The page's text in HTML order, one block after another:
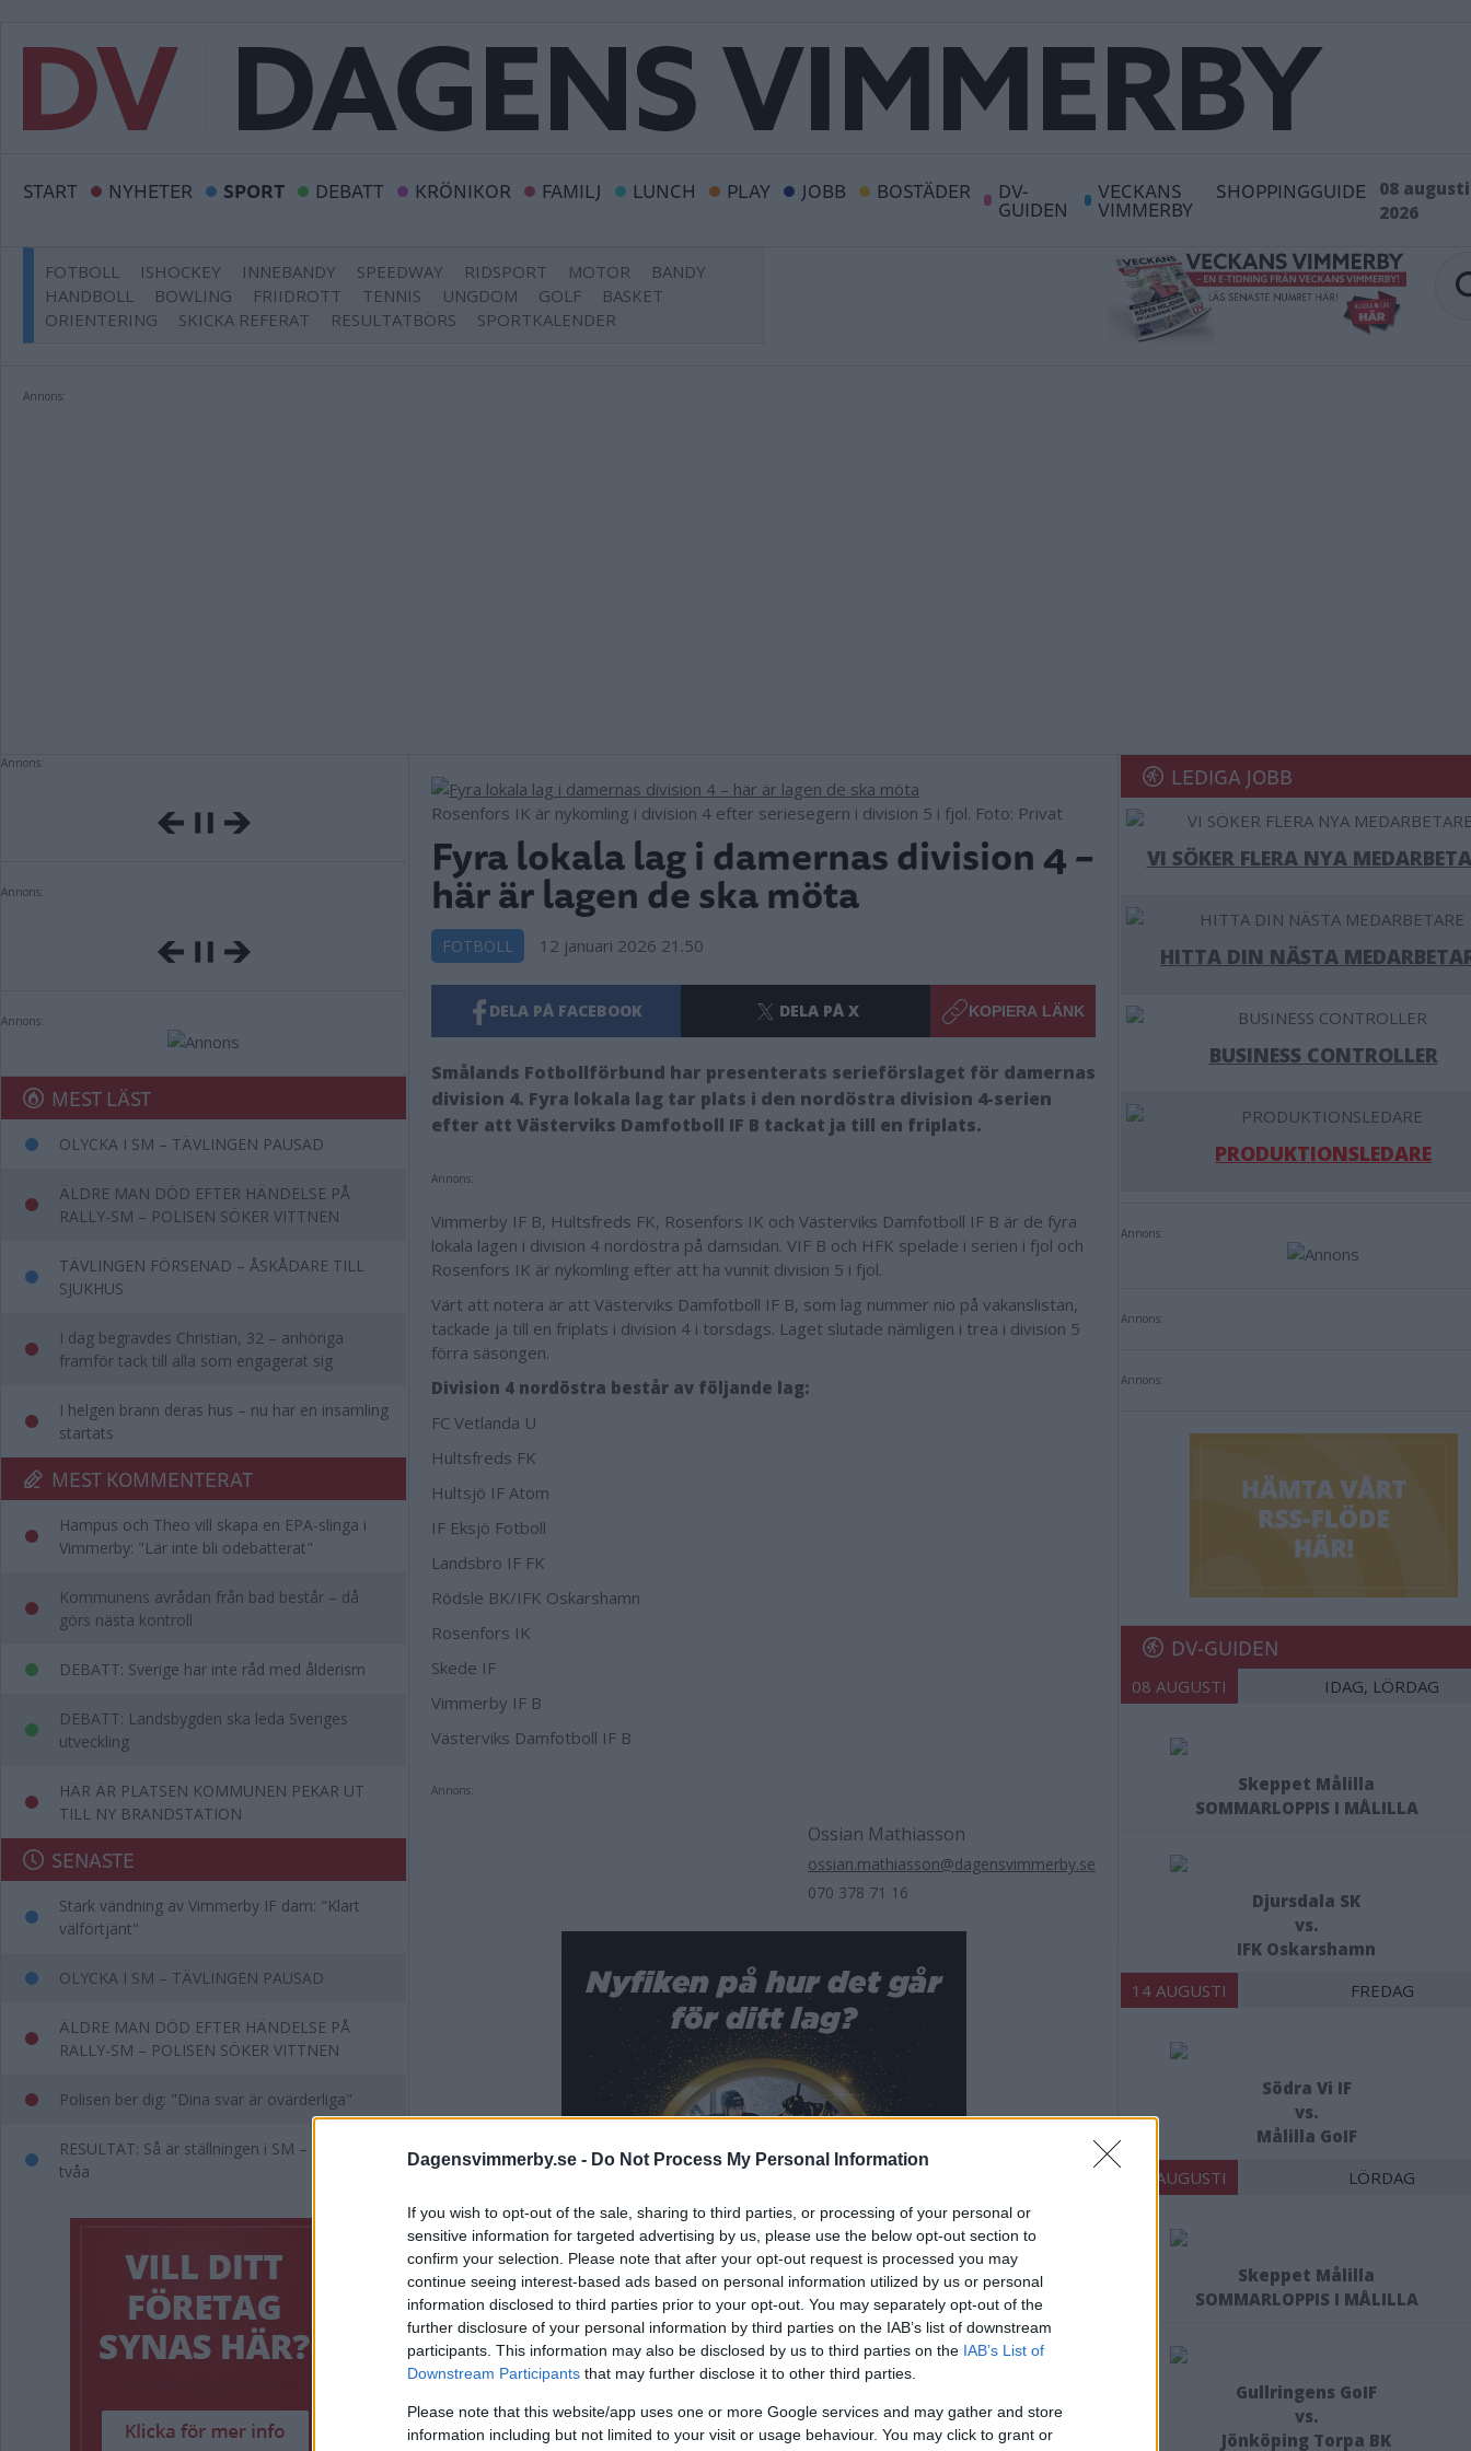
Dagensvimmerby.se - Do Not Process My Personal Information
If you wish to opt-out of the sale, sharing to third parties, or processing of your personal or
sensitive information for targeted advertising by us, please use the below opt-out section to
confirm your selection. Please note that after your opt-out request is processed you may
continue seeing interest-based ads based on personal information utilized by us or personal
information disclosed to third parties prior to your opt-out. You may separately opt-out of the
further disclosure of your personal information by third parties on the IAB’s list of downstream
participants. This information may also be disclosed by us to third parties on the IAB’s List of
Downstream Participants that may further disclose it to other third parties.
Please note that this website/app uses one or more Google services and may gather and store
information including but not limited to your visit or usage behaviour. You may click to grant or
START NYHETER SPORT DEBATT KRÖNIKOR FAMILJ LUNCH PLAY JOBB BOSTÄDER DV-
GUIDEN
VECKANS
VIMMERBY
SHOPPINGGUIDE
08 augusti
2026
FOTBOLL ISHOCKEY INNEBANDY SPEEDWAY RIDSPORT MOTOR
BANDY
HANDBOLL
BOWLING FRIIDROTT TENNIS UNGDOM GOLF
BASKET
ORIENTERING
SKICKA REFERAT RESULTATBÖRS SPORTKALENDER
Annons:
Annons:
Annons:
Annons:
MEST LÄST
OLYCKA I SM – TÄVLINGEN PAUSAD
ÄLDRE MAN DÖD EFTER HÄNDELSE PÅ
RALLY-SM – POLISEN SÖKER VITTNEN
TÄVLINGEN FÖRSENAD – ÅSKÅDARE TILL
SJUKHUS
I dag begravdes Christian, 32 – anhöriga
framför tack till alla som engagerat sig
I helgen brann deras hus – nu har en insamling
startats
MEST KOMMENTERAT
Hampus och Theo vill skapa en EPA-slinga i
Vimmerby: "Lär inte bli odebatterat"
Kommunens avrådan från bad består – då
görs nästa kontroll
DEBATT: Sverige har inte råd med ålderism
DEBATT: Landsbygden ska leda Sveriges
utveckling
HÄR ÄR PLATSEN KOMMUNEN PEKAR UT
TILL NY BRANDSTATION
SENASTE
Stark vändning av Vimmerby IF dam: "Klart
välförtjänt"
OLYCKA I SM – TÄVLINGEN PAUSAD
ÄLDRE MAN DÖD EFTER HÄNDELSE PÅ
RALLY-SM – POLISEN SÖKER VITTNEN
Polisen ber dig: "Dina svar är ovärderliga"
RESULTAT: Så är ställningen i SM – Fransson
tvåa
Rosenfors IK är nykomling i division 4 efter seriesegern i division 5 i fjol. Foto: Privat
Fyra lokala lag i damernas division 4 –
här är lagen de ska möta
FOTBOLL 12 januari 2026 21.50
DELA PÅ FACEBOOK DELA PÅ X KOPIERA LÄNK
Smålands Fotbollförbund har presenterats serieförslaget för damernas
division 4. Fyra lokala lag tar plats i den nordöstra division 4-serien
efter att Västerviks Damfotboll IF B tackat ja till en friplats.
Annons:
Vimmerby IF B, Hultsfreds FK, Rosenfors IK och Västerviks Damfotboll IF B är de fyra
lokala lagen i division 4 nordöstra på damsidan. VIF B och HFK spelade i serien i fjol och
Rosenfors IK är nykomling efter att ha vunnit division 5 i fjol.
Värt att notera är att Västerviks Damfotboll IF B, som lag nummer nio på vakanslistan,
tackade ja till en friplats i division 4 i torsdags. Laget slutade nämligen i trea i division 5
förra säsongen.
Division 4 nordöstra består av följande lag:
FC Vetlanda U
Hultsfreds FK
Hultsjö IF Atom
IF Eksjö Fotboll
Landsbro IF FK
Rödsle BK/IFK Oskarshamn
Rosenfors IK
Skede IF
Vimmerby IF B
Västerviks Damfotboll IF B
Annons:
Ossian Mathiasson
ossian.mathiasson@dagensvimmerby.se
070 378 71 16
LEDIGA JOBB
VI SÖKER FLERA NYA
HITTA DIN NÄSTA
BUSINESS CONTROLLER
PRODUKTIONSLEDARE
Annons:
Annons:
Annons:
DV-GUIDEN
08 AUGUSTI IDAG, LÖRDAG
Skeppet Målilla
SOMMARLOPPIS I MÅLILLA
Djursdala SK
vs.
IFK Oskarshamn
14 AUGUSTI FREDAG
Södra Vi IF
vs.
Målilla GoIF
15 AUGUSTI LÖRDAG
Skeppet Målilla
SOMMARLOPPIS I MÅLILLA
Gullringens GoIF
vs.
Jönköping Torpa BK